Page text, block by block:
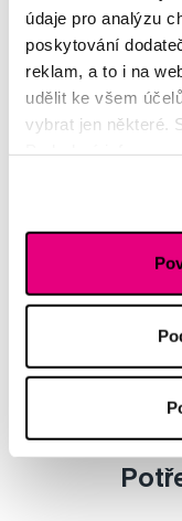
údaje pro analýzu
poskytování
reklam, a to i na
udělit ke všem
vybrat jen některé.
Lenka
Bělící zubní
Světlana
RDA - bělící
Péče o zuby